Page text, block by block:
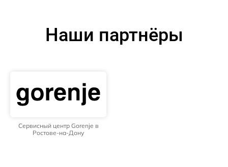
Наши партнёры
Сервисный центр Gorenje в
Ростове-на-Дону